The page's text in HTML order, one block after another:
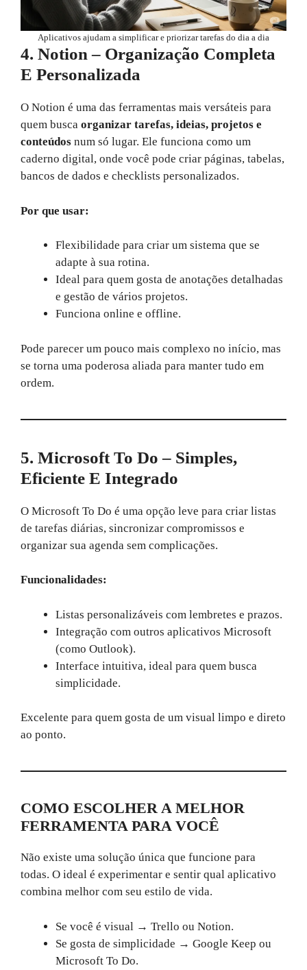
Aplicativos ajudam a simplificar e priorizar tarefas do dia a dia
4. Notion – Organização Completa
E Personalizada
O Notion é uma das ferramentas mais versáteis para
quem busca organizar tarefas, ideias, projetos e
conteúdos num só lugar. Ele funciona como um
caderno digital, onde você pode criar páginas, tabelas,
bancos de dados e checklists personalizados.
Por que usar:
Flexibilidade para criar um sistema que se
adapte à sua rotina.
Ideal para quem gosta de anotações detalhadas
e gestão de vários projetos.
Funciona online e offline.
Pode parecer um pouco mais complexo no início, mas
se torna uma poderosa aliada para manter tudo em
ordem.
5. Microsoft To Do – Simples,
Eficiente E Integrado
O Microsoft To Do é uma opção leve para criar listas
de tarefas diárias, sincronizar compromissos e
organizar sua agenda sem complicações.
Funcionalidades:
Listas personalizáveis com lembretes e prazos.
Integração com outros aplicativos Microsoft
(como Outlook).
Interface intuitiva, ideal para quem busca
simplicidade.
Excelente para quem gosta de um visual limpo e direto
ao ponto.
COMO ESCOLHER A MELHOR
FERRAMENTA PARA VOCÊ
Não existe uma solução única que funcione para
todas. O ideal é experimentar e sentir qual aplicativo
combina melhor com seu estilo de vida.
Se você é visual → Trello ou Notion.
Se gosta de simplicidade → Google Keep ou
Microsoft To Do.